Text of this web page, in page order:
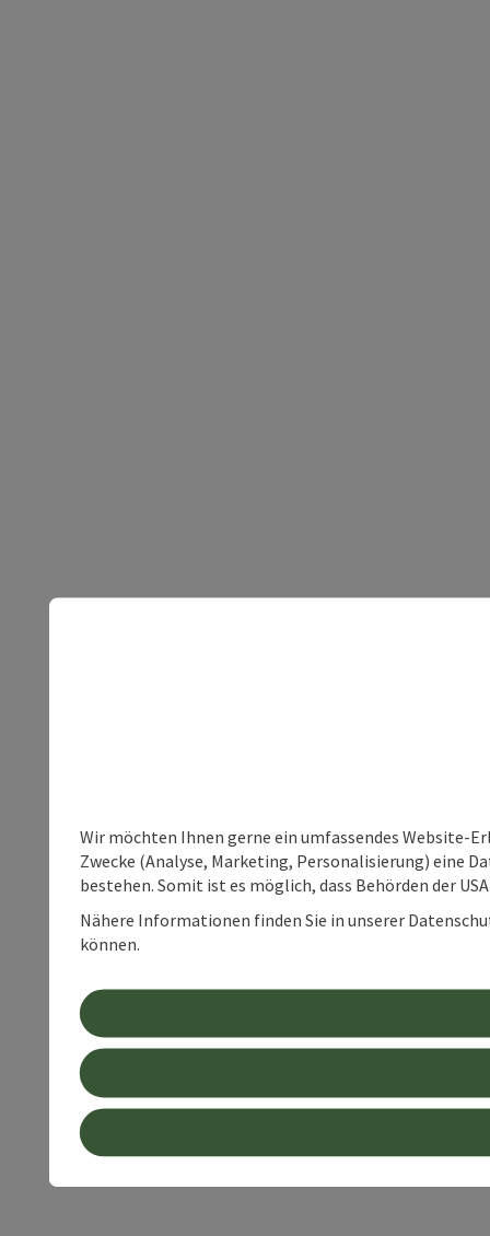
Wir möchten Ihnen gerne ein umfassendes Website-
Zwecke (Analyse, Marketing, Personalisierung) eine
bestehen. Somit ist es möglich, dass Behörden der
Nähere Informationen finden Sie in unserer
können.